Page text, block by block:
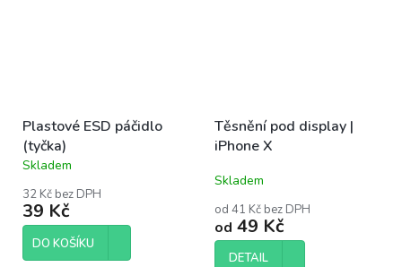
Plastové ESD páčidlo
(tyčka)
Průměrné
produktu
je
5,0
Skladem
32 Kč bez DPH
39 Kč
DO KOŠÍKU
Těsnění pod display |
iPhone X
Skladem
od 41 Kč bez DPH
od 49 Kč
DETAIL